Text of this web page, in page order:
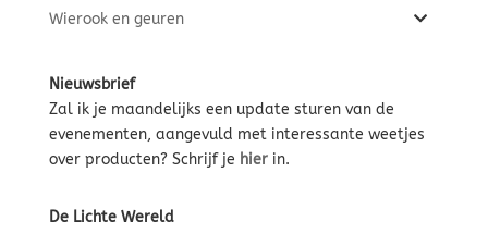
Wierook en geuren
Nieuwsbrief
Zal ik je maandelijks een update sturen van de
evenementen, aangevuld met interessante weetjes
over producten? Schrijf je hierin.
De Lichte Wereld